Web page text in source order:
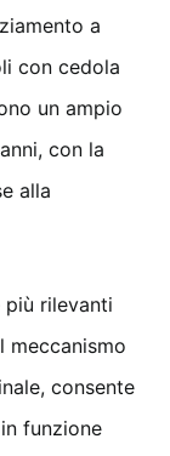
a
con cedola
un ampio
con la
alla
rilevanti
meccanismo
consente
funzione